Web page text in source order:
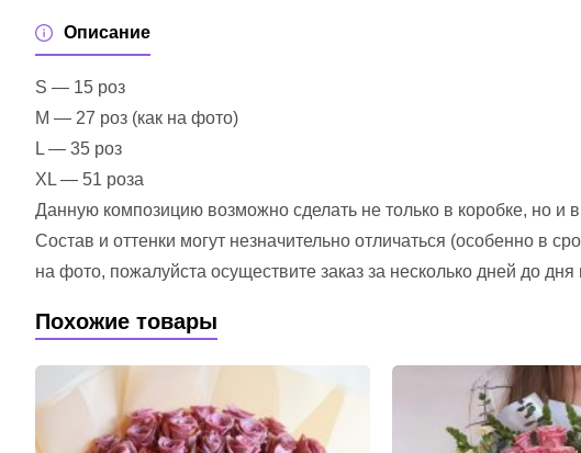
Описание
S — 15 роз
M — 27 роз (как на фото)
L — 35 роз
XL — 51 роза
Данную композицию возможно сделать не только в коробке, но и
Состав и оттенки могут незначительно отличаться (особенно в
на фото, пожалуйста осуществите заказ за несколько дней до дня
Похожие товары